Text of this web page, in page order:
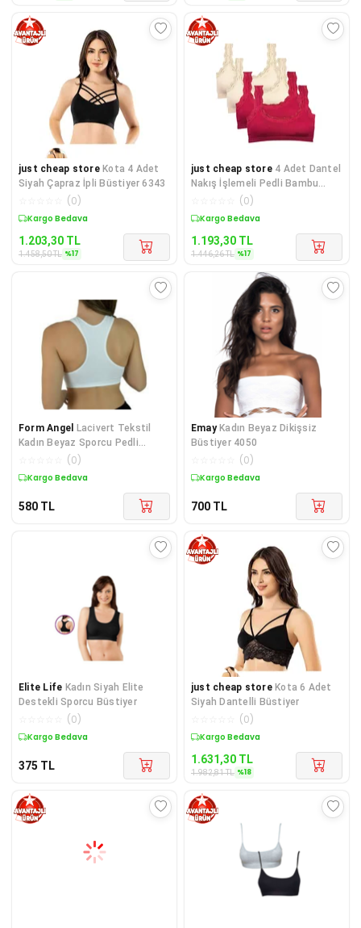
just cheap store Kota 4 Adet
Siyah Çapraz İpli Büstiyer 6343
(0)
Sepette %17 İndirim
1.203,30 TL
1.458,50TL %17
just cheap store 4 Adet Dantel
Nakış İşlemeli Pedli Bambu
Kadın Büstiyer Krem Bord
(0)
Sepette %17 İndirim
1.193,30 TL
1.446,26TL %17
Form Angel Lacivert Tekstil
Kadın Beyaz Sporcu Pedli
Büstiyer 5322
(0)
Kargo Bedava
580 TL
Emay Kadın Beyaz Dikişsiz
Büstiyer 4050
(0)
Kargo Bedava
700 TL
Elite Life Kadın Siyah Elite
Destekli Sporcu Büstiyer
(0)
Kargo Bedava
375 TL
just cheap store Kota 6 Adet
Siyah Dantelli Büstiyer
(0)
Sepette %18 İndirim
1.631,30 TL
1.982,81TL %18